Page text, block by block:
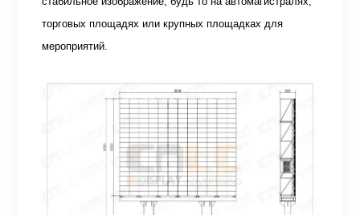
торговых площадях или крупных площадках для
мероприятий.